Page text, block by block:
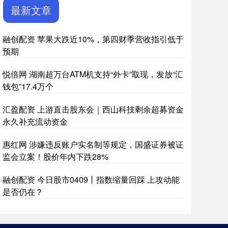
最新文章
融创配资 苹果大跌近10%，第四财季营收指引低于
预期
悦倍网 湖南超万台ATM机支持“外卡”取现，发放“汇
钱包”17.4万个
汇盈配资 上游直击股东会｜西山科技剩余超募资金
永久补充流动资金
惠红网 涉嫌违反账户实名制等规定，国盛证券被证
监会立案！股价年内下跌28%
融创配资 今日股市0409丨指数缩量回踩 上攻动能
是否仍在？